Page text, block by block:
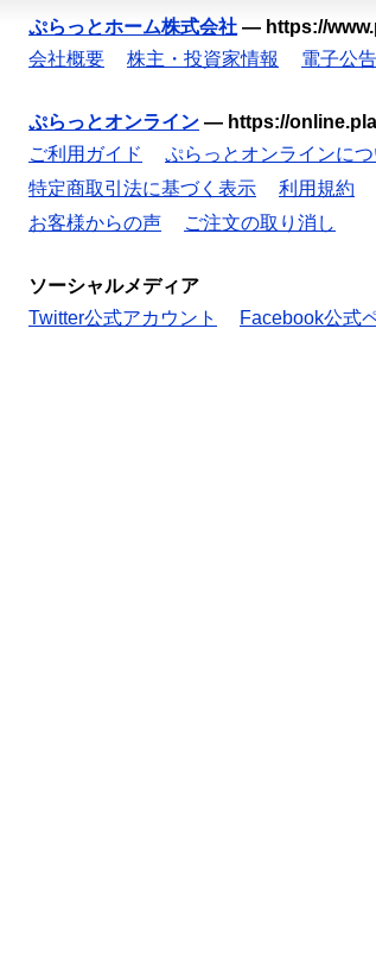
ぷらっとホーム株式会社 — https://
会社概要
株主・投資家情報 電子公告
ぷらっとオンライン — https://
ご利用ガイド
ぷらっとオンラインにつ
特定商取引法に基づく表示
利用規約
お客様からの声
ご注文の取り消し
ソーシャルメディア
Twitter公式アカウント
Facebook公式